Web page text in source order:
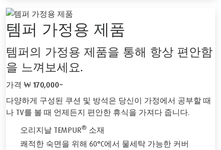
템퍼 가정용 제품
템퍼의 가정용 제품을 통해 항상 편안함
을 느껴보세요.
가격 ₩ 170,000~
다양하게 구성된 쿠션 및 방석은 당신이 가정에서 공부할 때
나 TV를 볼 때 언제든지 편안한 휴식을 가져다 줍니다.
오리지날 TEMPUR® 소재
쾌적한 숙면을 위해 60°C에서 물세탁 가능한 커버